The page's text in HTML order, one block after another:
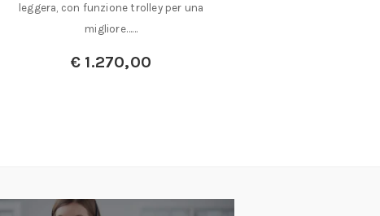
leggera, con funzione trolley per una
migliore……
€ 1.270,00